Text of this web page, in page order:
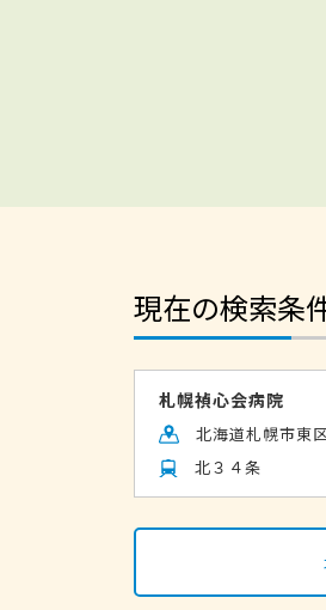
現在の検索条
札幌禎心会病院
北海道札幌市東
北３４条